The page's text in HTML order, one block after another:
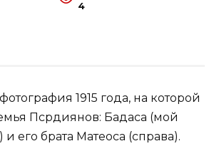
4
1915 года, на которой
Псрдиянов: Бадаса (мой
его брата Матеоса (справа).